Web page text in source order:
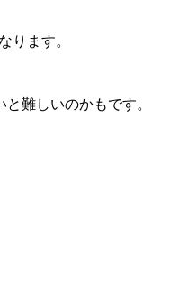
ります。
難しいのかもです。